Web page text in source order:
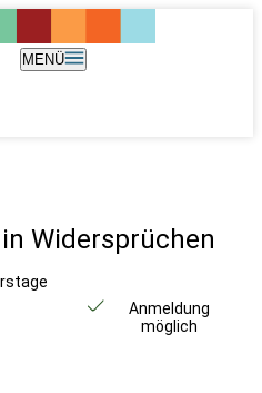
MENÜ
Widersprüchen
Anmeldung
möglich